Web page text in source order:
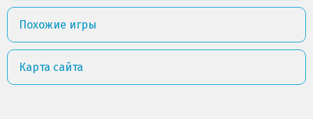
Похожие игры
Карта сайта